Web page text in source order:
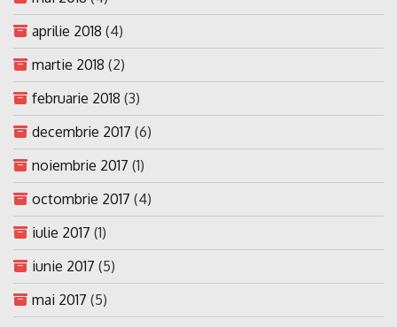
aprilie 2018 (4)
martie 2018 (2)
februarie 2018 (3)
decembrie 2017 (6)
noiembrie 2017 (1)
octombrie 2017 (4)
iulie 2017 (1)
iunie 2017 (5)
mai 2017 (5)